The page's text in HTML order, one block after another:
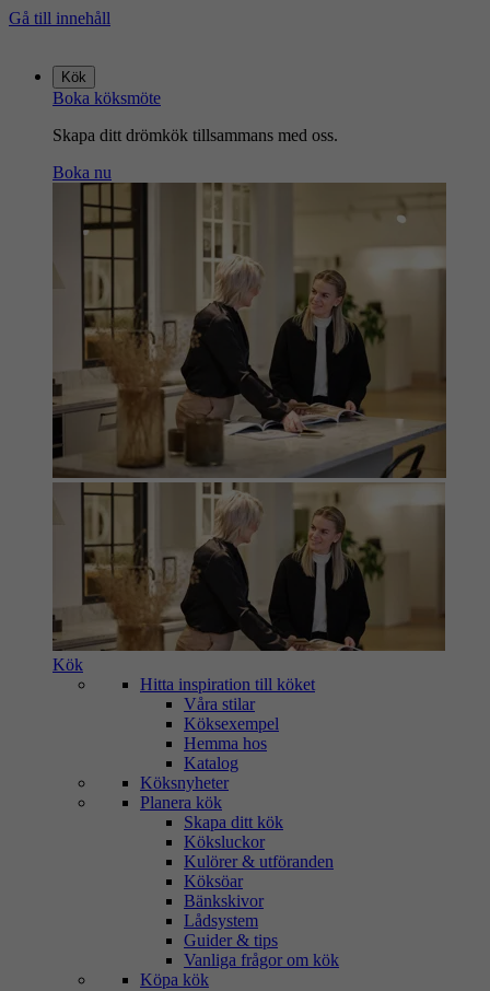
Gå till innehåll
startsidan
Kök
Boka köksmöte
Skapa ditt drömkök tillsammans med oss.
Boka nu
Kök
Hitta inspiration till köket
Våra stilar
Köksexempel
Hemma hos
Katalog
Köksnyheter
Planera kök
Skapa ditt kök
Köksluckor
Kulörer & utföranden
Köksöar
Bänkskivor
Lådsystem
Guider & tips
Vanliga frågor om kök
Köpa kök